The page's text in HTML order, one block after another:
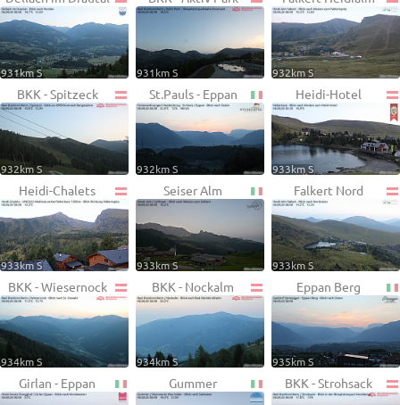
931km S 931km S 932km S
BKK - Spitzeck
932km S
St.Pauls - Eppan
932km S
Heidi-Hotel
933km S
Heidi-Chalets
933km S
Seiser Alm
933km S
Falkert Nord
933km S
BKK - Wiesernock
934km S
BKK - Nockalm
934km S
Eppan Berg
935km S
Girlan - Eppan Gummer BKK - Strohsack